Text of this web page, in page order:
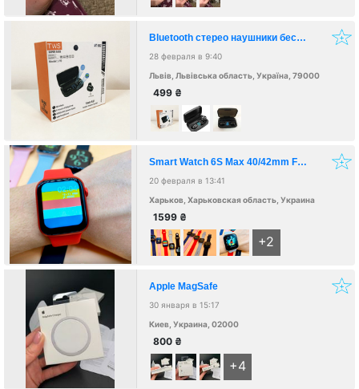
Bluetooth стерео наушники беспроводные c боксом для зарядки Air J16 TWS Original. Цвет: черный
28 февраля в 9:40
Львів, Львівська область, Україна, 79000
499 ₴
Smart Watch 6S Max 40/42mm FULL Sсreen + наушники AirPods 2 tws White В ПОДАРОК!
20 февраля в 13:41
Харьков, Харьковская область, Украина
1599 ₴
+2
Apple MagSafe
30 января в 15:17
Киев, Украина, 02000
800 ₴
+4